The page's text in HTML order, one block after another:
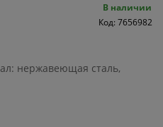
В наличии
Код: 7656982
нержавеющая сталь,